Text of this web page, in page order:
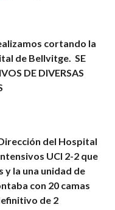
cortando la
de Bellvitge. SE
DE DIVERSAS
del Hospital
UCI 2-2 que
y la una unidad de
con 20 camas
de 2